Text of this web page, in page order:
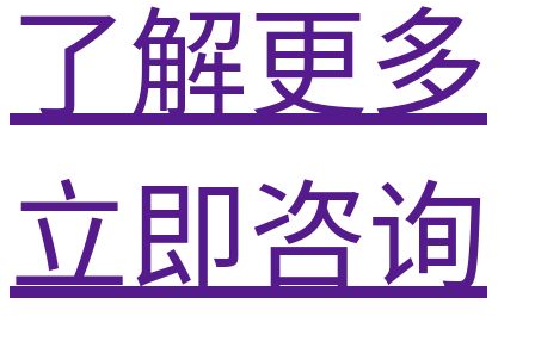
了解更多
立即咨询